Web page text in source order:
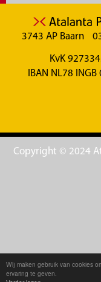
Wij maken gebruik van cookies
ervaring te geven.
3743 AP Baarn
KvK
IBAN NL78
Copyright © 2024